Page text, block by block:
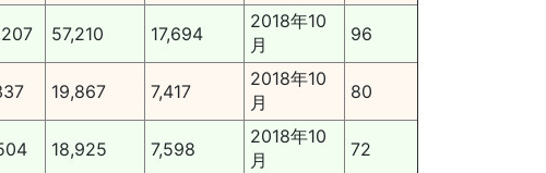
57,210 17,694
2018年10
月
96
19,867 7,417
2018年10
月
80
18,925 7,598
2018年10
月
72